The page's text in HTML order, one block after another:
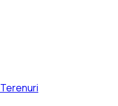
Terenuri